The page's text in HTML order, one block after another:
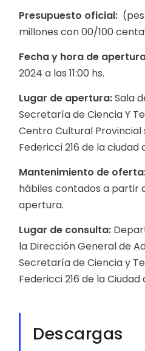
Presupuesto oficial:
millones con 00/100
Fecha y hora de
2024 a las 11:00 hs.
Lugar de apertura:Sala
Secretaría de Ciencia Y
Centro Cultural Provincial
Federicci 216 de la ciudad
Mantenimiento de
hábiles contados a partir
apertura.
Lugar de consulta:
la Dirección General de
Secretaría de Ciencia y
Federicci 216 de la Ciudad
Descargas